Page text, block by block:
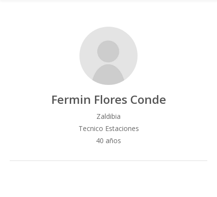
Fermin Flores Conde
Zaldibia
Tecnico Estaciones
40 años